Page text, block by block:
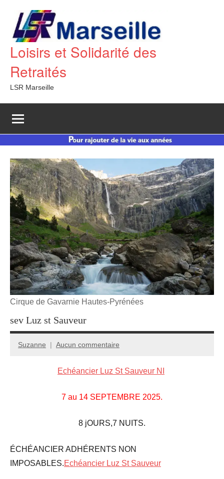
contenu
Loisirs et Solidarité des
Retraités
LSR Marseille
Cirque de Gavarnie Hautes-Pyrénées
sev Luz st Sauveur
7
Suzanne Aucun commentaire
Echéancier Luz St Sauveur NI
7 au 14 SEPTEMBRE 2025.
8 jOURS,7 NUITS.
ÉCHÉANCIER ADHÉRENTS NON
IMPOSABLES.Echéancier Luz St Sauveur